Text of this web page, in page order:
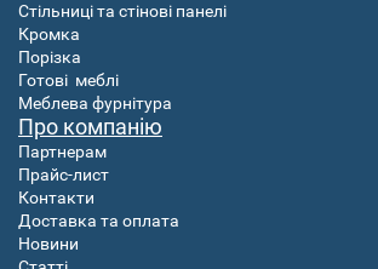
Стільниці та стінові панелі
Кромка
Порізка
Готові меблі
Меблева фурнітура
Про компанію
Партнерам
Прайс-лист
Контакти
Доставка та оплата
Новини